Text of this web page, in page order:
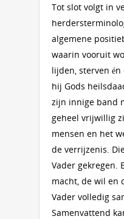
Tot slot volgt in
algemene
waarin vooruit
lijden, sterven
hij Gods
zijn innige band
geheel vrijwillig
mensen en het
de verrijzenis.
Vader gekregen.
macht, de wil en
Vader volledig
Samenvattend